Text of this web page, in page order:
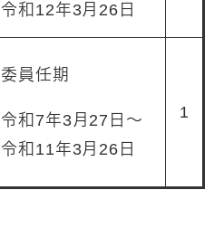
令和12年3月26日
委員任期
令和7年3月27日～
令和11年3月26日
1